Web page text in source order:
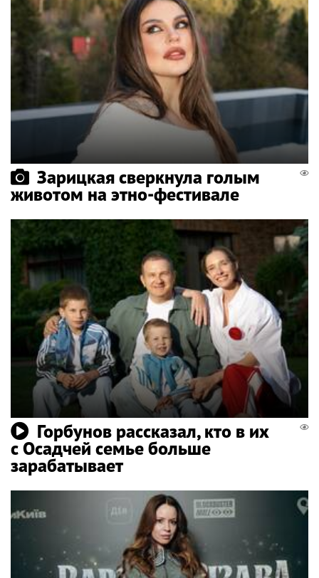
Зарицкая сверкнула голым
животом на этно-фестивале
Горбунов рассказал, кто в их
с Осадчей семье больше
зарабатывает